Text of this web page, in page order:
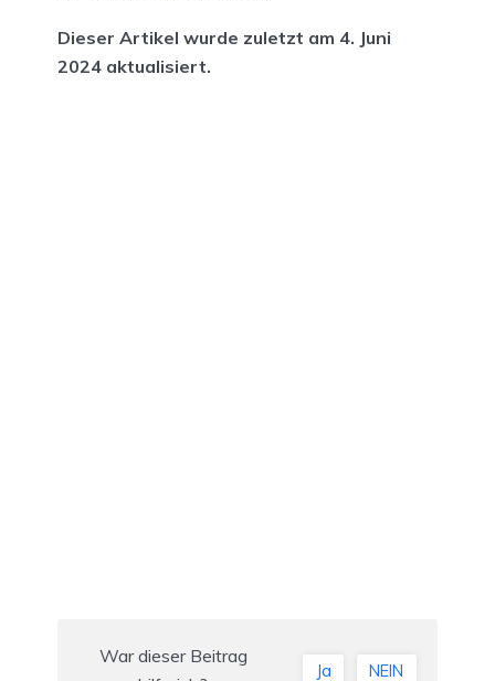
Dieser Artikel wurde zuletzt am 4. Juni
2024 aktualisiert.
War dieser Beitrag
Ja NEIN